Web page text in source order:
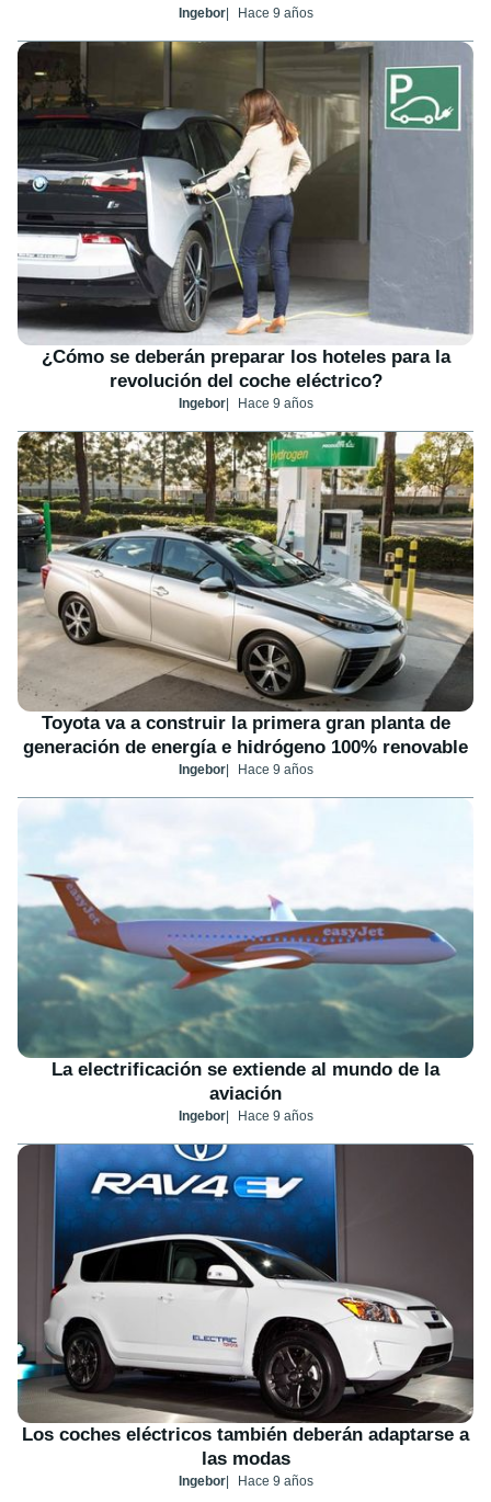
Ingebor Hace 9 años
¿Cómo se deberán preparar los hoteles para la
revolución del coche eléctrico?
Ingebor Hace 9 años
Toyota va a construir la primera gran planta de
generación de energía e hidrógeno 100% renovable
Ingebor Hace 9 años
La electrificación se extiende al mundo de la
aviación
Ingebor Hace 9 años
Los coches eléctricos también deberán adaptarse a
las modas
Ingebor Hace 9 años